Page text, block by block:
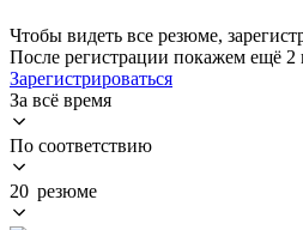
Чтобы видеть все резюме,
После регистрации покажем ещё 2
Зарегистрироваться
За всё время
По соответствию
20 резюме